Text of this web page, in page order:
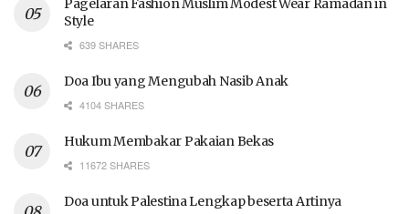
Pagelaran Fashion Muslim Modest Wear Ramadan in
Style
639 SHARES
Doa Ibu yang Mengubah Nasib Anak
4104 SHARES
Hukum Membakar Pakaian Bekas
11672 SHARES
Doa untuk Palestina Lengkap beserta Artinya